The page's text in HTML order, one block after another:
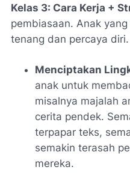
Kelas 3: Cara Kerja +
pembiasaan. Anak
tenang dan percaya diri.
Menciptakan
anak untuk
misalnya majalah
cerita pendek.
terpapar teks,
semakin terasah
mereka.